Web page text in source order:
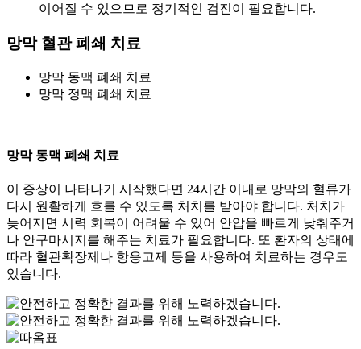
이어질 수 있으므로 정기적인 검진이 필요합니다.
망막 혈관 폐쇄 치료
망막 동맥 폐쇄 치료
망막 정맥 폐쇄 치료
망막 동맥 폐쇄 치료
이 증상이 나타나기 시작했다면 24시간 이내로 망막의 혈류가
다시 원활하게 흐를 수 있도록 처치를 받아야 합니다. 처치가
늦어지면 시력 회복이 어려울 수 있어 안압을 빠르게 낮춰주거
나 안구마시지를 해주는 치료가 필요합니다. 또 환자의 상태에
따라 혈관확장제나 항응고제 등을 사용하여 치료하는 경우도
있습니다.